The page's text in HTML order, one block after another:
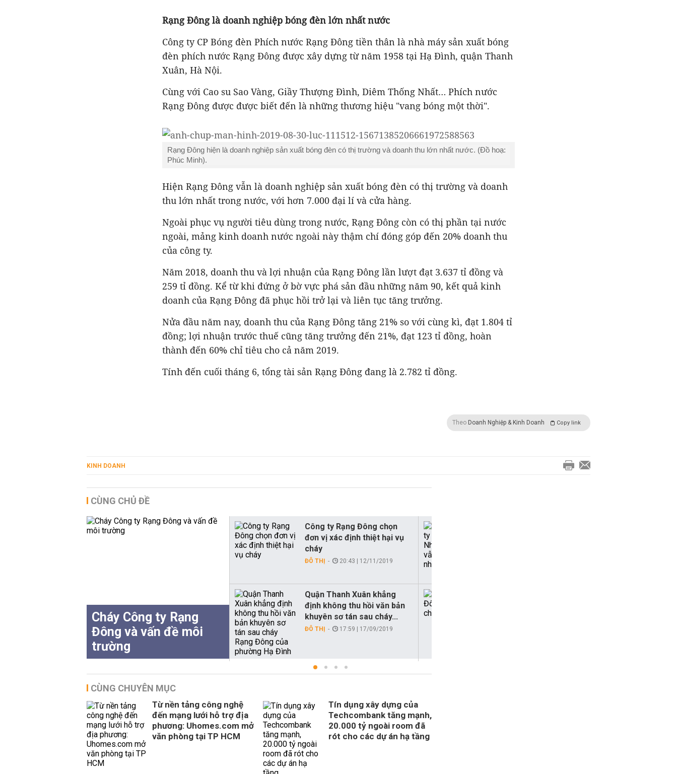
Rạng Đông là doanh nghiệp bóng đèn lớn nhất nước
Công ty CP Bóng đèn Phích nước Rạng Đông tiền thân là nhà máy sản xuất bóng
đèn phích nước Rạng Đông được xây dựng từ năm 1958 tại Hạ Đình, quận Thanh
Xuân, Hà Nội.
Cùng với Cao su Sao Vàng, Giầy Thượng Đình, Diêm Thống Nhất… Phích nước
Rạng Đông được được biết đến là những thương hiệu "vang bóng một thời".
Rạng Đông hiện là doanh nghiệp sản xuất bóng đèn có thị trường và doanh thu lớn nhất nước. (Đồ hoạ:
Phúc Minh).
Hiện Rạng Đông vẫn là doanh nghiệp sản xuất bóng đèn có thị trường và doanh
thu lớn nhất trong nước, với hơn 7.000 đại lí và cửa hàng.
Ngoài phục vụ người tiêu dùng trong nước, Rạng Đông còn có thị phần tại nước
ngoài, mảng kinh doanh nước ngoài này thậm chí đóng góp đến 20% doanh thu
của công ty.
Năm 2018, doanh thu và lợi nhuận của Rạng Đông lần lượt đạt 3.637 tỉ đồng và
259 tỉ đồng. Kể từ khi đứng ở bờ vực phá sản đầu những năm 90, kết quả kinh
doanh của Rạng Đông đã phục hồi trở lại và liên tục tăng trưởng.
Nửa đầu năm nay, doanh thu của Rạng Đông tăng 21% so với cùng kì, đạt 1.804 tỉ
đồng; lợi nhuận trước thuế cũng tăng trưởng đến 21%, đạt 123 tỉ đồng, hoàn
thành đến 60% chỉ tiêu cho cả năm 2019.
Tính đến cuối tháng 6, tổng tài sản Rạng Đông đang là 2.782 tỉ đồng.
Theo Doanh Nghiệp & Kinh Doanh Copy link
KINH DOANH
CÙNG CHỦ ĐỀ
Cháy Công ty Rạng
Đông và vấn đề môi
trường
Công ty Rạng Đông chọn
đơn vị xác định thiệt hại vụ
cháy
ĐÔ THỊ 20:43 | 12/11/2019
Quận Thanh Xuân khẳng
định không thu hồi văn bản
khuyên sơ tán sau cháy...
ĐÔ THỊ 17:59 | 17/09/2019
CÙNG CHUYÊN MỤC
Từ nền tảng công nghệ
đến mạng lưới hỗ trợ địa
phương: Uhomes.com mở
văn phòng tại TP HCM
Tín dụng xây dựng của
Techcombank tăng mạnh,
20.000 tỷ ngoài room đã
rót cho các dự án hạ tầng